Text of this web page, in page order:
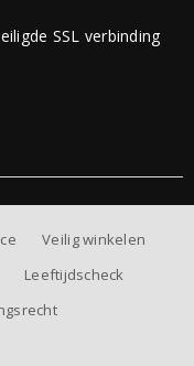
SSL verbinding
Veilig winkelen
Leeftijdscheck